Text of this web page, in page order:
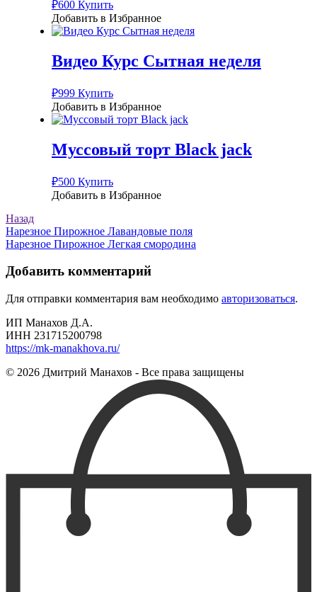
₽600 Купить
Добавить в Избранное
Видео Курс Сытная неделя
₽999 Купить
Добавить в Избранное
Муссовый торт Black jack
₽500 Купить
Добавить в Избранное
Назад
Навигация
по
записям
Нарезное Пирожное Лавандовые поля
Нарезное Пирожное Легкая смородина
Добавить комментарий
Для отправки комментария вам необходимо авторизоваться.
ИП Манахов Д.А.
ИНН 231715200798
https://mk-manakhova.ru/
© 2026 Дмитрий Манахов - Все права защищены